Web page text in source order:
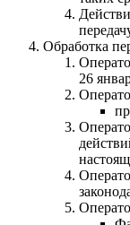
Обработка
26